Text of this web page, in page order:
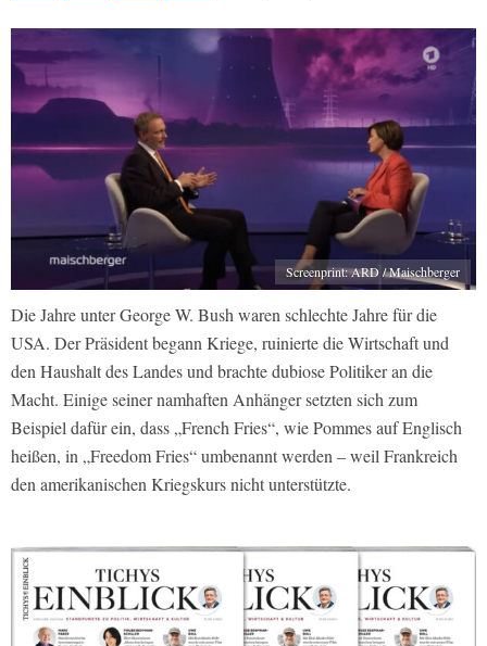
Screenprint: ARD / Maischberger
Die Jahre unter George W. Bush waren schlechte Jahre für die
USA. Der Präsident begann Kriege, ruinierte die Wirtschaft und
den Haushalt des Landes und brachte dubiose Politiker an die
Macht. Einige seiner namhaften Anhänger setzten sich zum
Beispiel dafür ein, dass „French Fries“, wie Pommes auf Englisch
heißen, in „Freedom Fries“ umbenannt werden – weil Frankreich
den amerikanischen Kriegskurs nicht unterstützte.